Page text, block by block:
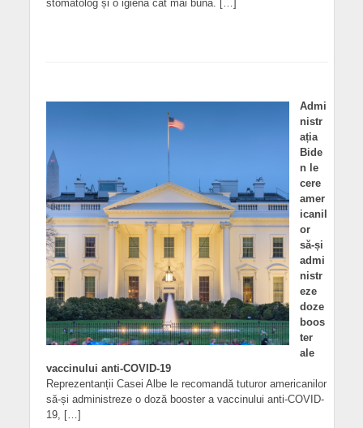
stomatolog și o igienă cât mai bună. […]
Admi
nistr
ația
Bide
n le
cere
amer
icanil
or
să-și
admi
nistr
eze
doze
boos
ter
ale
vaccinului anti-COVID-19
Reprezentanții Casei Albe le recomandă tuturor americanilor
să-și administreze o doză booster a vaccinului anti-COVID-
19, […]